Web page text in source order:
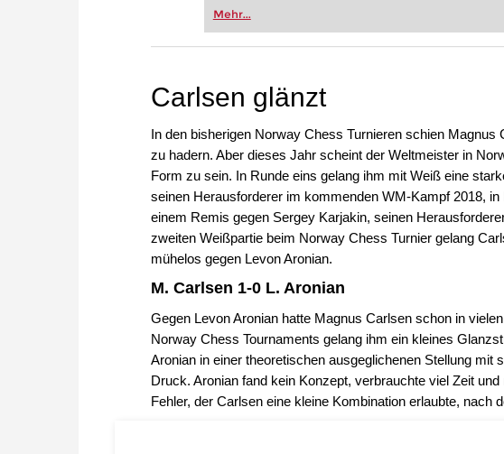
Mehr...
Carlsen glänzt
In den bisherigen Norway Chess Turnieren schien
zu hadern. Aber dieses Jahr scheint der Weltmeister in
Form zu sein. In Runde eins gelang ihm mit Weiß eine
seinen Herausforderer im kommenden WM-Kampf 2018,
einem Remis gegen Sergey Karjakin, seinen
zweiten Weißpartie beim Norway Chess Turnier gelang
mühelos gegen Levon Aronian.
M. Carlsen 1-0 L. Aronian
Gegen Levon Aronian hatte Magnus Carlsen schon in
Norway Chess Tournaments gelang ihm ein kleines
Aronian in einer theoretischen ausgeglichenen Stellung
Druck. Aronian fand kein Konzept, verbrauchte viel Zeit
Fehler, der Carlsen eine kleine Kombination erlaubte, nach